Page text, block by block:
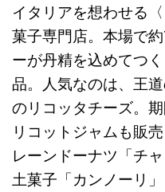
イタリアを想わせる
菓子専門店。本場で
ーが丹精を込めてつ
品。人気なのは、王
のリコッタチーズ。
リコットジャムも販
レーンドーナツ「チ
土菓子「カンノーリ」